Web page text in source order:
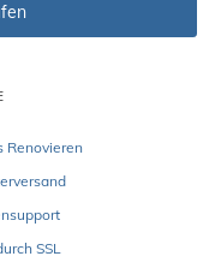
Renovieren
SSL